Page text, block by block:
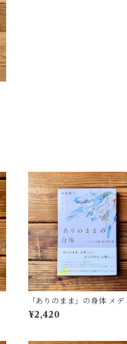
「ありのまま」の身体 メデ
が描く私の見た目 | 藤嶋 陽
¥2,420